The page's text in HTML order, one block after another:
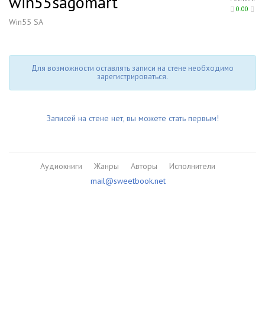
0.00
Win55 SA
Для возможности оставлять записи на стене необходимо
зарегистрироваться.
Записей на стене нет, вы можете стать первым!
Аудиокниги Жанры Авторы
Исполнители
mail@sweetbook.net